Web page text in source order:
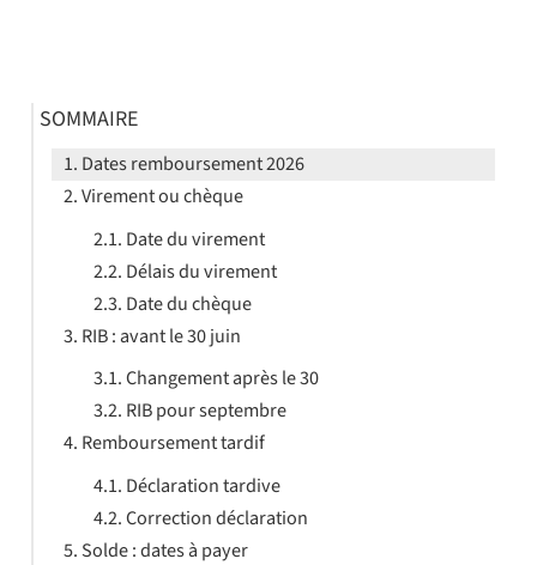
SOMMAIRE
Dates remboursement 2026
Virement ou chèque
Date du virement
Délais du virement
Date du chèque
RIB : avant le 30 juin
Changement après le 30
RIB pour septembre
Remboursement tardif
Déclaration tardive
Correction déclaration
Solde : dates à payer